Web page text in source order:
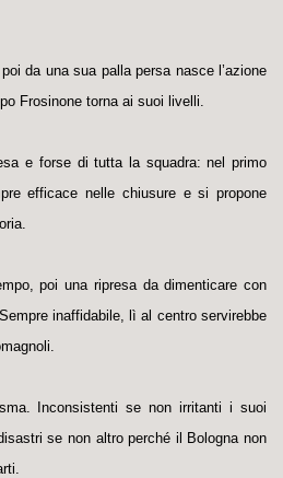
da una sua palla persa nasce l’azione
Frosinone torna ai suoi livelli.
e forse di tutta la squadra: nel primo
efficace nelle chiusure e si propone
poi una ripresa da dimenticare con
inaffidabile, lì al centro servirebbe
Inconsistenti se non irritanti i suoi
se non altro perché il Bologna non